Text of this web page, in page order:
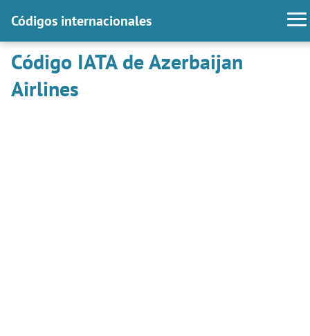
Códigos internacionales
Código IATA de Azerbaijan
Airlines